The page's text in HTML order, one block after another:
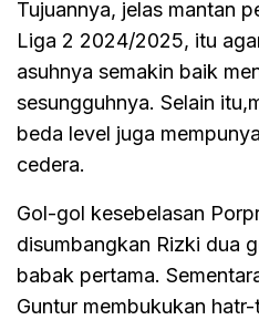
Tujuannya, jelas mantan
Liga 2 2024/2025, itu
asuhnya semakin baik
sesungguhnya. Selain
beda level juga
cedera.
Gol-gol kesebelasan
disumbangkan Rizki dua
babak pertama.
Guntur membukukan